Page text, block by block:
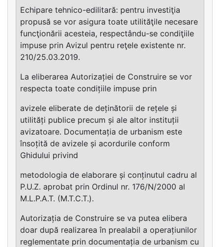
Echipare tehnico-edilitară: pentru investiţia
propusă se vor asigura toate utilităţile necesare
funcţionării acesteia, respectându-se condiţiile
impuse prin Avizul pentru reţele existente nr.
210/25.03.2019.
La eliberarea Autorizației de Construire se vor
respecta toate condițiile impuse prin
avizele eliberate de deținătorii de rețele și
utilități publice precum și ale altor instituții
avizatoare. Documentația de urbanism este
însoțită de avizele și acordurile conform
Ghidului privind
metodologia de elaborare și conținutul cadru al
P.U.Z. aprobat prin Ordinul nr. 176/N/2000 al
M.L.P.A.T. (M.T.C.T.).
Autorizația de Construire se va putea elibera
doar după realizarea în prealabil a operațiunilor
reglementate prin documentația de urbanism cu